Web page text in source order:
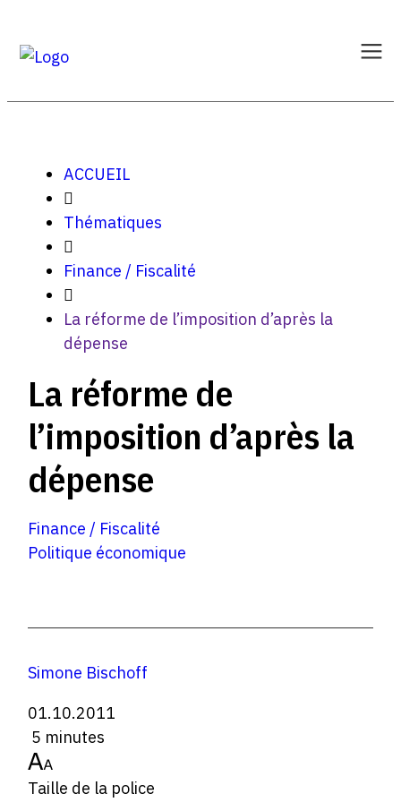
ACCUEIL
Thématiques
Finance / Fiscalité
La réforme de l’imposition d’après la
dépense
La réforme de
l’imposition d’après la
dépense
Finance / Fiscalité
Politique économique
Simone Bischoff
01.10.2011
5 minutes
Taille de la police